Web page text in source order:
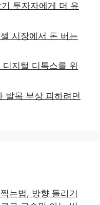
투자자에게 더 유
시장에서 돈 버는
지털 디톡스를 위
발목 부상 피하려면
는법, 방향 돌리기